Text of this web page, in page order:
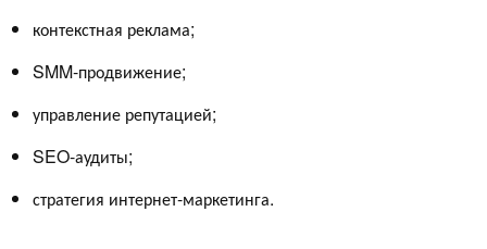
контекстная реклама;
SMM-продвижение;
управление репутацией;
SEO-аудиты;
стратегия интернет-маркетинга.